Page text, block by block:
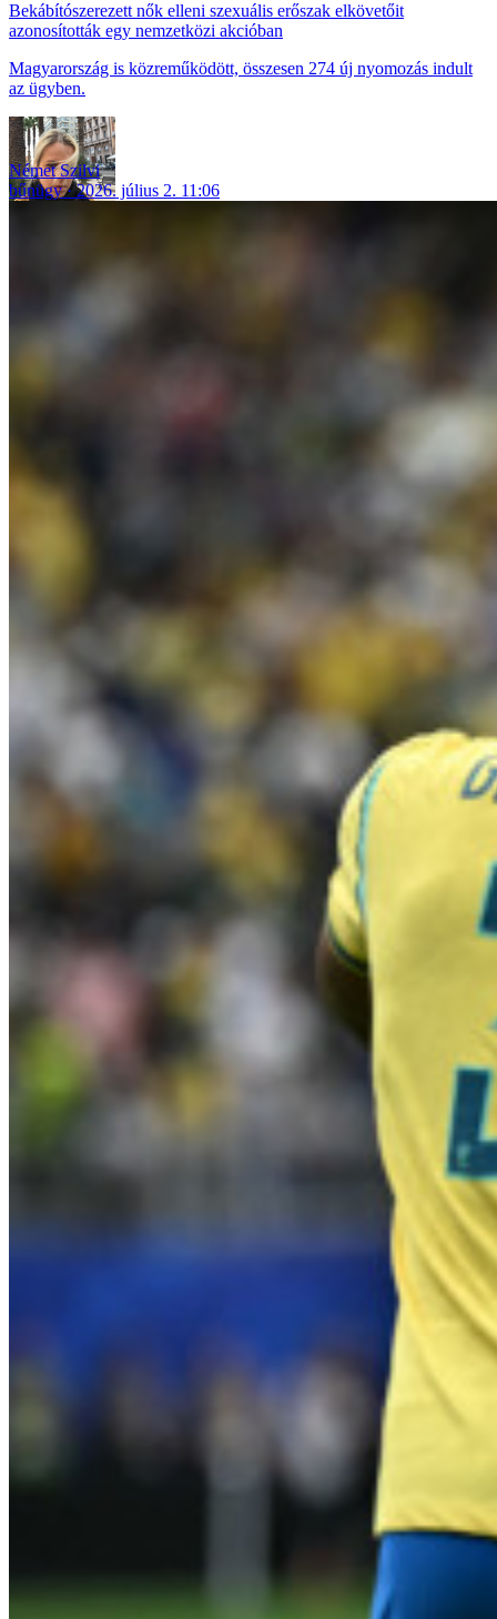
Bekábítószerezett nők elleni szexuális erőszak elkövetőit
azonosították egy nemzetközi akcióban
Magyarország is közreműködött, összesen 274 új nyomozás indult
az ügyben.
Német Szilvi
bűnügy
2026. július 2. 11:06